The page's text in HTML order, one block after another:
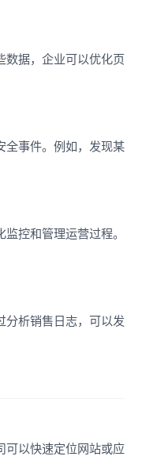
数据，企业可以优化页
全事件。例如，发现某
控和管理运营过程。
分析销售日志，可以发
可以快速定位网站或应